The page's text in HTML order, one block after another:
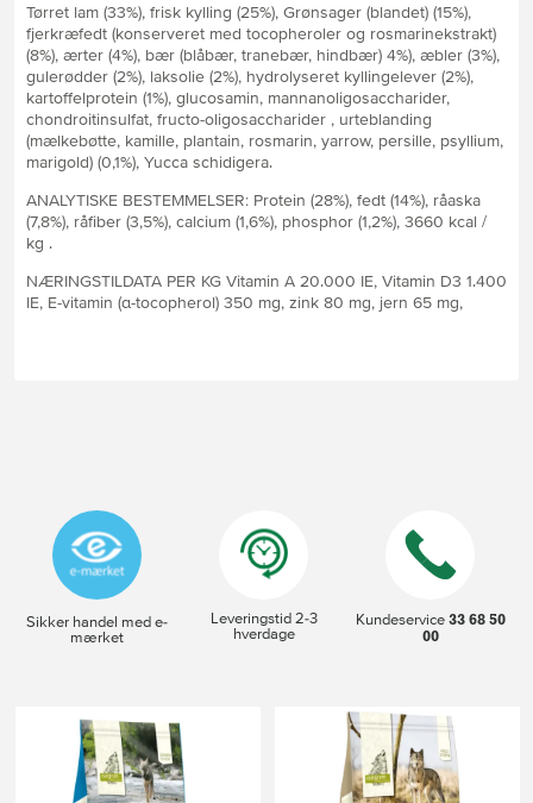
Tørret lam (33%), frisk kylling (25%), Grønsager (blandet) (15%),
fjerkræfedt (konserveret med tocopheroler og rosmarinekstrakt)
(8%), ærter (4%), bær (blåbær, tranebær, hindbær) 4%), æbler (3%),
gulerødder (2%), laksolie (2%), hydrolyseret kyllingelever (2%),
kartoffelprotein (1%), glucosamin, mannanoligosaccharider,
chondroitinsulfat, fructo-oligosaccharider , urteblanding
(mælkebøtte, kamille, plantain, rosmarin, yarrow, persille, psyllium,
marigold) (0,1%), Yucca schidigera.
ANALYTISKE BESTEMMELSER: Protein (28%), fedt (14%), råaska
(7,8%), råfiber (3,5%), calcium (1,6%), phosphor (1,2%), 3660 kcal /
kg .
NÆRINGSTILDATA PER KG Vitamin A 20.000 IE, Vitamin D3 1.400
IE, E-vitamin (α-tocopherol) 350 mg, zink 80 mg, jern 65 mg,
Sikker handel med e-
mærket
Leveringstid 2-3
hverdage
Kundeservice33 68 50
00